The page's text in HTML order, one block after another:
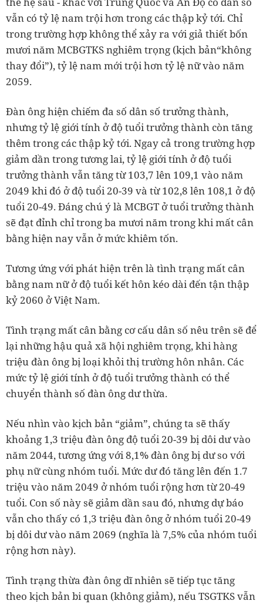
vẫn có tỷ lệ nam trội hơn trong các thập kỷ tới. Chỉ
trong trường hợp không thể xảy ra với giả thiết bốn
mươi năm MCBGTKS nghiêm trọng (kịch bản“không
thay đổi”), tỷ lệ nam mới trội hơn tỷ lệ nữ vào năm
2059.
Đàn ông hiện chiếm đa số dân số trưởng thành,
nhưng tỷ lệ giới tính ở độ tuổi trưởng thành còn tăng
thêm trong các thập kỷ tới. Ngay cả trong trường hợp
giảm dần trong tương lai, tỷ lệ giới tính ở độ tuổi
trưởng thành vẫn tăng từ 103,7 lên 109,1 vào năm
2049 khi đó ở độ tuổi 20-39 và từ 102,8 lên 108,1 ở độ
tuổi 20-49. Đáng chú ý là MCBGT ở tuổi trưởng thành
sẽ đạt đỉnh chỉ trong ba mươi năm trong khi mất cân
bằng hiện nay vẫn ở mức khiêm tốn.
Tương ứng với phát hiện trên là tình trạng mất cân
bằng nam nữ ở độ tuổi kết hôn kéo dài đến tận thập
kỷ 2060 ở Việt Nam.
Tình trạng mất cân bằng cơ cấu dân số nêu trên sẽ để
lại những hậu quả xã hội nghiêm trọng, khi hàng
triệu đàn ông bị loại khỏi thị trường hôn nhân. Các
mức tỷ lệ giới tính ở độ tuổi trưởng thành có thể
chuyển thành số đàn ông dư thừa.
Nếu nhìn vào kịch bản “giảm”, chúng ta sẽ thấy
khoảng 1,3 triệu đàn ông độ tuổi 20-39 bị dôi dư vào
năm 2044, tương ứng với 8,1% đàn ông bị dư so với
phụ nữ cùng nhóm tuổi. Mức dư đó tăng lên đến 1.7
triệu vào năm 2049 ở nhóm tuổi rộng hơn từ 20-49
tuổi. Con số này sẽ giảm dần sau đó, nhưng dự báo
vẫn cho thấy có 1,3 triệu đàn ông ở nhóm tuổi 20-49
bị dôi dư vào năm 2069 (nghĩa là 7,5% của nhóm tuổi
rộng hơn này).
Tình trạng thừa đàn ông dĩ nhiên sẽ tiếp tục tăng
theo kịch bản bi quan (không giảm), nếu TSGTKS vẫn